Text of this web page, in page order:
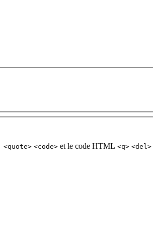
<quote> <code> et le code HTML <q> <del>